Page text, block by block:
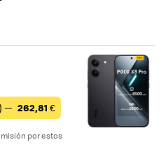
— 262,81 €
por estos